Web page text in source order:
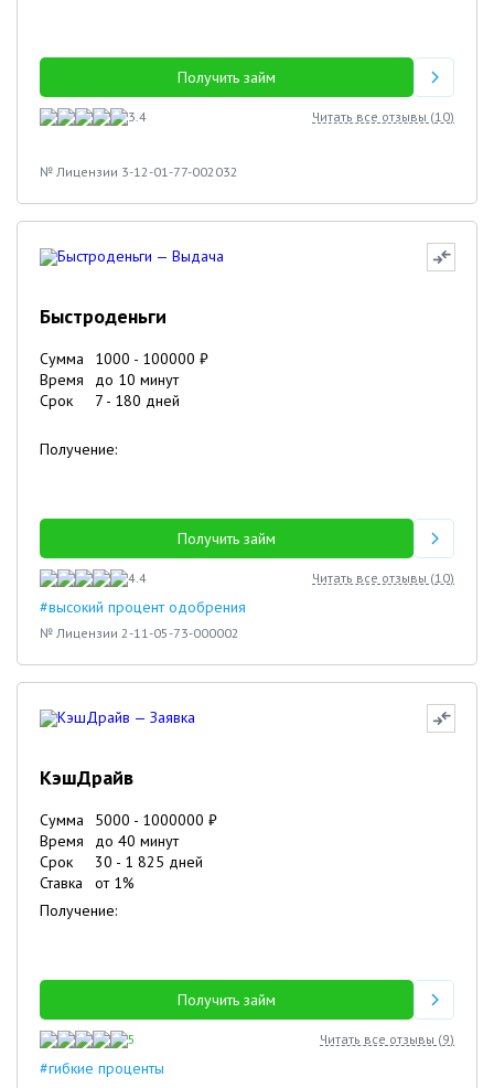
КэшДрайв
Сумма 5000 - 1000000 ₽
Время
до 40 минут
Срок
30 - 1 825 дней
Ставка
от 1%
Получение:
Получить займ
5 Читать все отзывы (9)
#гибкие проценты
Получить займ
3.4 Читать все отзывы (10)
№ Лицензии 3-12-01-77-002032
Быстроденьги
Сумма 1000 - 100000 ₽
Время
до 10 минут
Срок
7 - 180 дней
Получение:
Получить займ
4.4 Читать все отзывы (10)
#высокий процент одобрения
№ Лицензии 2-11-05-73-000002